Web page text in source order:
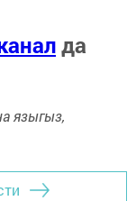
да
языгыз,